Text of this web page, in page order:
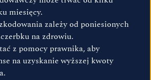
miesięcy.
zależy od poniesionych
na zdrowiu.
z pomocy prawnika, aby
na uzyskanie wyższej kwoty